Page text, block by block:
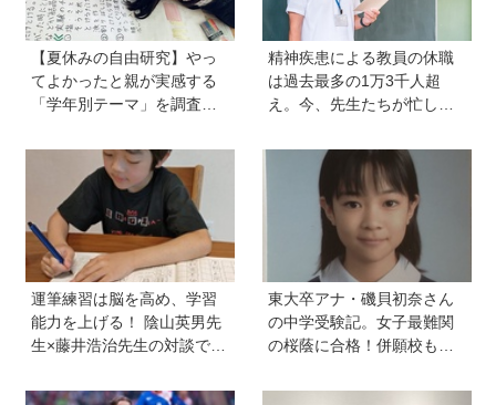
【夏休みの自由研究】やっ
てよかったと親が実感する
「学年別テーマ」を調査！
敗談、親のサポートも≪Hu
gKum総研≫
精神疾患による教員の休職
は過去最多の1万3千人超
え。今、先生たちが忙しす
知っておきたい学校のリア
運筆練習は脳を高め、学習
能力を上げる！ 陰山英男先
生×藤井浩治先生の対談でわ
のかん字運筆ドリル』は字
東大卒アナ・磯貝初奈さん
の中学受験記。女子最難関
の桜蔭に合格！併願校も魅
声かけは「睡眠が何より大